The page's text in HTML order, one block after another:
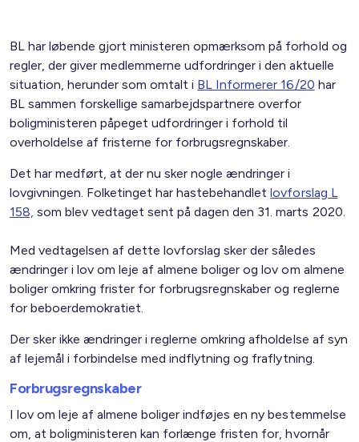
BL har løbende gjort ministeren opmærksom på forhold og
regler, der giver medlemmerne udfordringer i den aktuelle
situation, herunder som omtalt i BL Informerer 16/20 har
BL sammen forskellige samarbejdspartnere overfor
boligministeren påpeget udfordringer i forhold til
overholdelse af fristerne for forbrugsregnskaber.
Det har medført, at der nu sker nogle ændringer i
lovgivningen. Folketinget har hastebehandletlovforslag L
158, som blev vedtaget sent på dagen den 31. marts 2020.
Med vedtagelsen af dette lovforslag sker der således
ændringer i lov om leje af almene boliger og lov om almene
boliger omkring frister for forbrugsregnskaber og reglerne
for beboerdemokratiet.
Der sker ikke ændringer i reglerne omkring afholdelse af syn
af lejemål i forbindelse med indflytning og fraflytning.
Forbrugsregnskaber
I lov om leje af almene boliger indføjes en ny bestemmelse
om, at boligministeren kan forlænge fristen for, hvornår